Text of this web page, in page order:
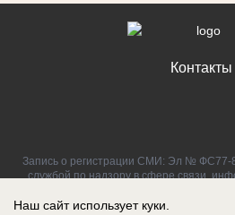
Контакты
Запись о регистрации СМИ: Эл № ФС77-
службой по надзору в сфере связи,
Наш сайт использует куки.